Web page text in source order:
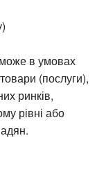
може в умовах
(послуги),
ринків,
рівні або